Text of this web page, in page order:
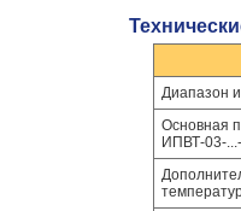
Диапазон
Основная
ИПВТ-03-